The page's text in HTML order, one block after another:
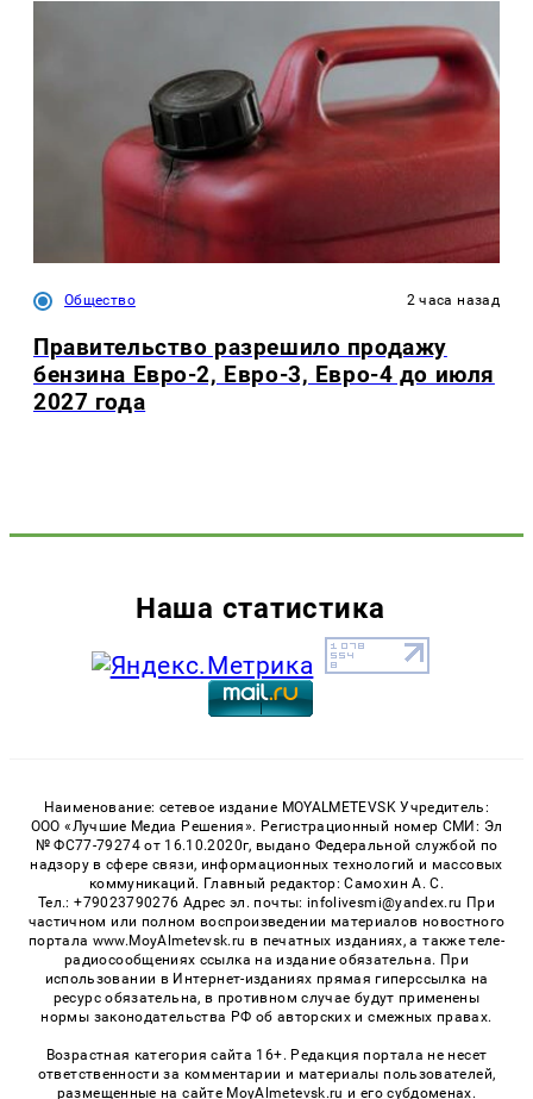
Общество 2 часа назад
Правительство разрешило продажу
бензина Евро-2, Евро-3, Евро-4 до июля
2027 года
Наша статистика
Наименование: сетевое издание MOYALMETEVSK Учредитель:
ООО «Лучшие Медиа Решения». Регистрационный номер СМИ: Эл
№ ФС77-79274 от 16.10.2020г, выдано Федеральной службой по
надзору в сфере связи, информационных технологий и массовых
коммуникаций. Главный редактор: Самохин А. С.
Тел.: +79023790276 Адрес эл. почты: infolivesmi@yandex.ru При
частичном или полном воспроизведении материалов новостного
портала www.MoyAlmetevsk.ru в печатных изданиях, а также теле-
радиосообщениях ссылка на издание обязательна. При
использовании в Интернет-изданиях прямая гиперссылка на
ресурс обязательна, в противном случае будут применены
нормы законодательства РФ об авторских и смежных правах.
Возрастная категория сайта 16+. Редакция портала не несет
ответственности за комментарии и материалы пользователей,
размещенные на сайте MoyAlmetevsk.ru и его субдоменах.